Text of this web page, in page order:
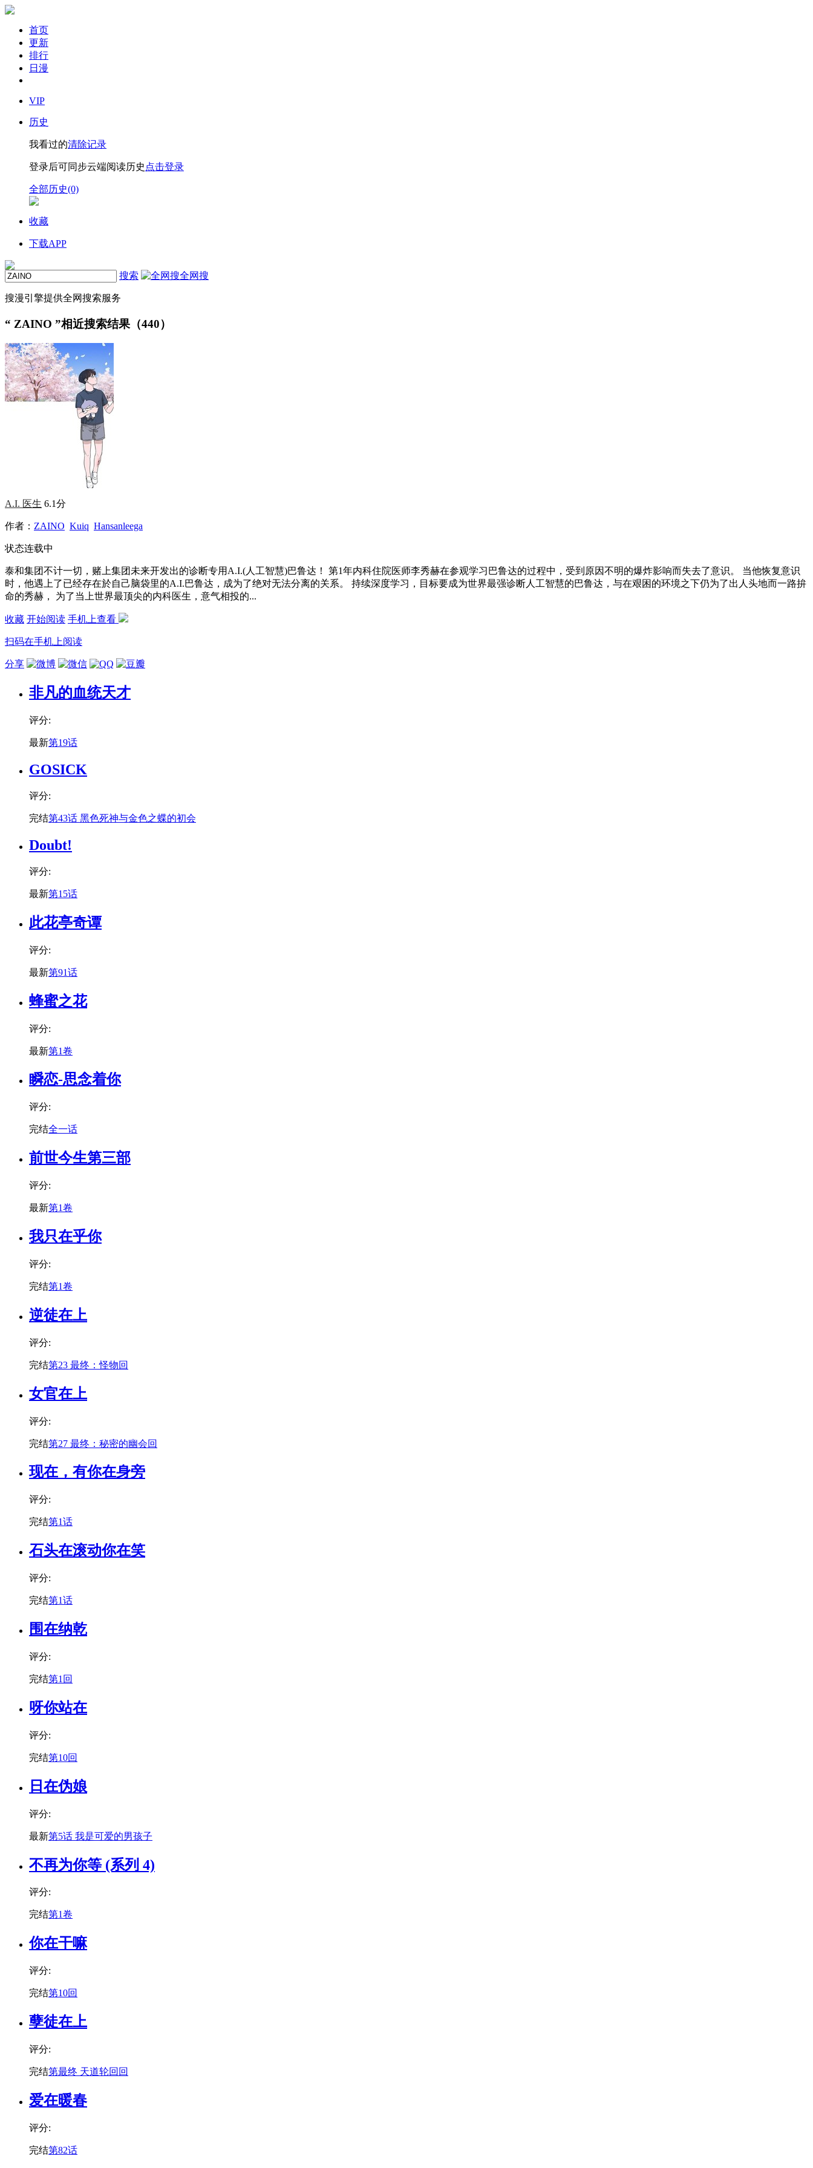
首页
更新
排行
日漫
VIP
历史
我看过的清除记录
登录后可同步云端阅读历史 点击登录
全部历史(0)
收藏
下载APP
搜索 全网搜
搜漫引擎提供全网搜索服务
“ ZAINO ”相近搜索结果（440）
A.I. 医生 6.1分
作者： ZAINO Kuiq Hansanleega
状态连载中
泰和集团不计一切，赌上集团未来开发出的诊断专用A.I.(人工智慧)巴鲁达！ 第1年内科住院医师李秀赫在参观学习巴鲁达的过程中，受到原因不明的爆炸影响而失去了意识。 当他恢复意识
时，他遇上了已经存在於自己脑袋里的A.I.巴鲁达，成为了绝对无法分离的关系。 持续深度学习，目标要成为世界最强诊断人工智慧的巴鲁达，与在艰困的环境之下仍为了出人头地而一路拚
命的秀赫， 为了当上世界最顶尖的内科医生，意气相投的...
收藏 开始阅读 手机上查看
扫码在手机上阅读
分享
非凡的血统天才
评分:
最新第19话
GOSICK
评分:
完结第43话 黑色死神与金色之蝶的初会
Doubt!
评分:
最新第15话
此花亭奇谭
评分:
最新第91话
蜂蜜之花
评分:
最新第1卷
瞬恋-思念着你
评分:
完结全一话
前世今生第三部
评分:
最新第1卷
我只在乎你
评分:
完结第1卷
逆徒在上
评分:
完结第23 最终：怪物回
女官在上
评分:
完结第27 最终：秘密的幽会回
现在，有你在身旁
评分:
完结第1话
石头在滚动你在笑
评分:
完结第1话
围在纳乾
评分:
完结第1回
呀你站在
评分:
完结第10回
日在伪娘
评分:
最新第5话 我是可爱的男孩子
不再为你等 (系列 4)
评分:
完结第1卷
你在干嘛
评分:
完结第10回
孽徒在上
评分:
完结第最终 天道轮回回
爱在暖春
评分:
完结第82话